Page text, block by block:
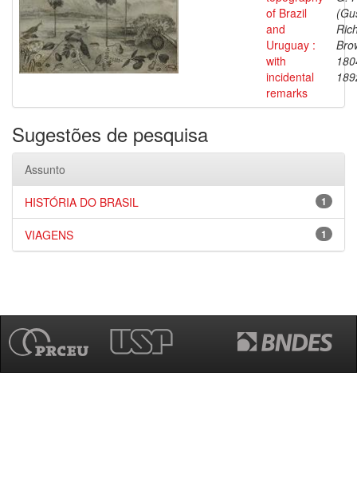
of Brazil
and
Uruguay :
with
incidental
remarks
Sugestões de pesquisa
Assunto
1
HISTÓRIA DO BRASIL
1
VIAGENS